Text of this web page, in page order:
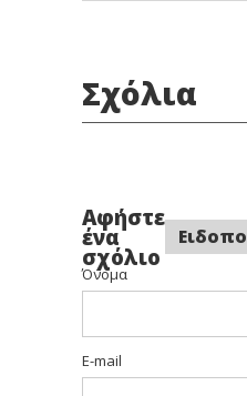
Σχόλια
Αφήστε
ένα
σχόλιο
Όνομα
E-mail